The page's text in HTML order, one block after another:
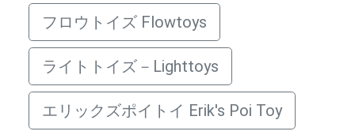
フロウトイズ Flowtoys
ライトトイズ－Lighttoys
エリックズポイトイ Erik's Poi Toy